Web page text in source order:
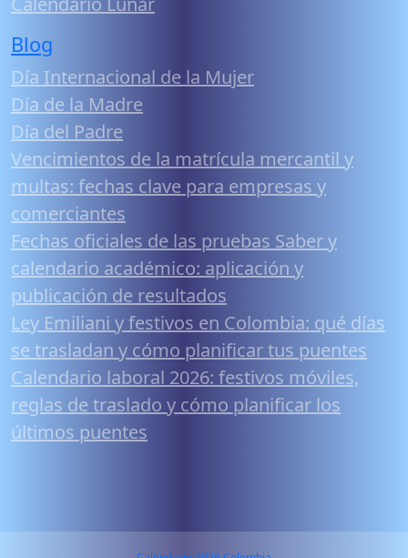
Blog
Día Internacional de la Mujer
Día de la Madre
Día del Padre
Vencimientos de la matrícula mercantil y
multas: fechas clave para empresas y
comerciantes
Fechas oficiales de las pruebas Saber y
calendario académico: aplicación y
publicación de resultados
Ley Emiliani y festivos en Colombia: qué días
se trasladan y cómo planificar tus puentes
Calendario laboral 2026: festivos móviles,
reglas de traslado y cómo planificar los
últimos puentes